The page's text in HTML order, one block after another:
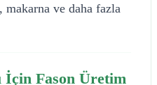
makarna ve daha fazla
Fason Üretim